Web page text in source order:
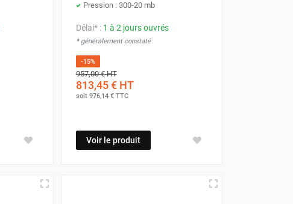
Pression : 300-20 mb
Délai* : 1 à 2 jours ouvrés
* généralement constaté
-15%
957,00 €HT
813,45 €HT
soit 976,14 €TTC
Voir le produit